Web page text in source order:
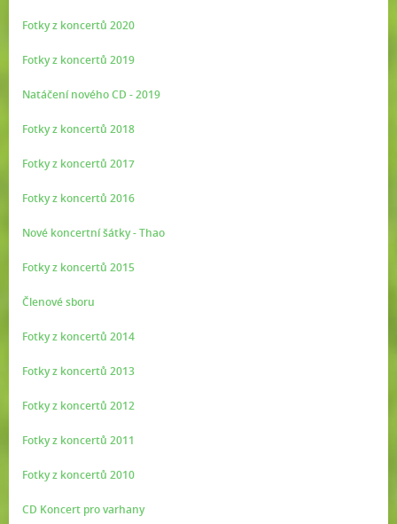
Fotky z koncertů 2020
Fotky z koncertů 2019
Natáčení nového CD - 2019
Fotky z koncertů 2018
Fotky z koncertů 2017
Fotky z koncertů 2016
Nové koncertní šátky - Thao
Fotky z koncertů 2015
Členové sboru
Fotky z koncertů 2014
Fotky z koncertů 2013
Fotky z koncertů 2012
Fotky z koncertů 2011
Fotky z koncertů 2010
CD Koncert pro varhany